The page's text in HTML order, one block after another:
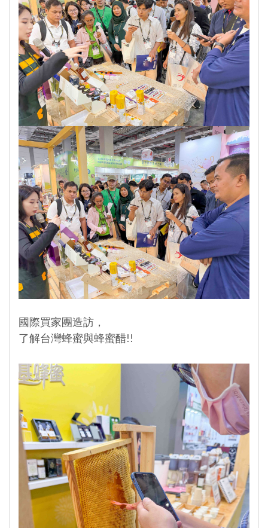
國際買家團造訪，
了解台灣蜂蜜與蜂蜜醋!!